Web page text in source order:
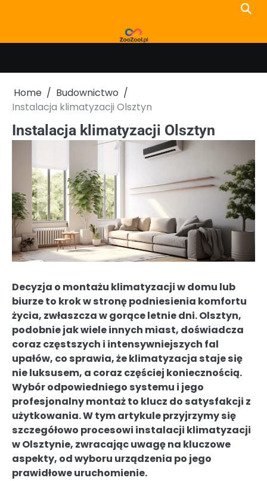
Home
Budownictwo
Instalacja klimatyzacji Olsztyn
Instalacja klimatyzacji Olsztyn
Decyzja o montażu klimatyzacji w domu lub
biurze to krok w stronę podniesienia komfortu
życia, zwłaszcza w gorące letnie dni. Olsztyn,
podobnie jak wiele innych miast, doświadcza
coraz częstszych i intensywniejszych fal
upałów, co sprawia, że klimatyzacja staje się
nie luksusem, a coraz częściej koniecznością.
Wybór odpowiedniego systemu i jego
profesjonalny montaż to klucz do satysfakcji z
użytkowania. W tym artykule przyjrzymy się
szczegółowo procesowi instalacji klimatyzacji
w Olsztynie, zwracając uwagę na kluczowe
aspekty, od wyboru urządzenia po jego
prawidłowe uruchomienie.